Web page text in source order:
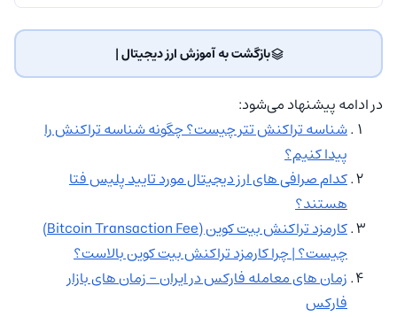
بازگشت به آموزش ارز دیجیتال | ‌
در ادامه پیشنهاد می‌شود:
شناسه تراکنش تتر چیست؟ چگونه شناسه تراکنش را
پیدا کنیم؟
کدام صرافی های ارز دیجیتال مورد تایید پلیس فتا
هستند؟
کارمزد تراکنش بیت کوین (Bitcoin Transaction Fee)
چیست؟ | چرا کارمزد تراکنش بیت کوین بالاست؟
زمان های معامله فارکس در ایران – زمان های بازار
فارکس